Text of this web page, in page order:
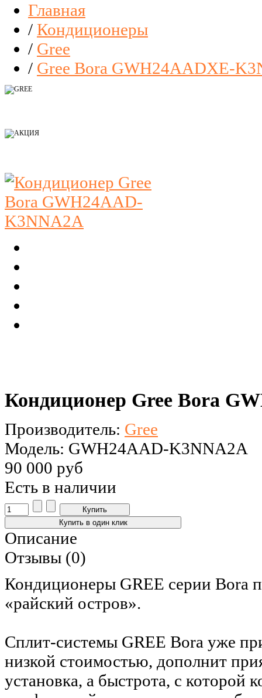
Главная
/ Кондиционеры
/ Gree
/ Gree Bora GWH24AADXE-
Кондиционер Gree Bora
Производитель: Gree
Модель: GWH24AAD-K3NNA2A
90 000 руб
Есть в наличии
Описание
Отзывы (0)
Кондиционеры GREE серии Bora
«райский остров».
Сплит-системы GREE Bora уже
низкой стоимостью, дополнит
установка, а быстрота, с которой